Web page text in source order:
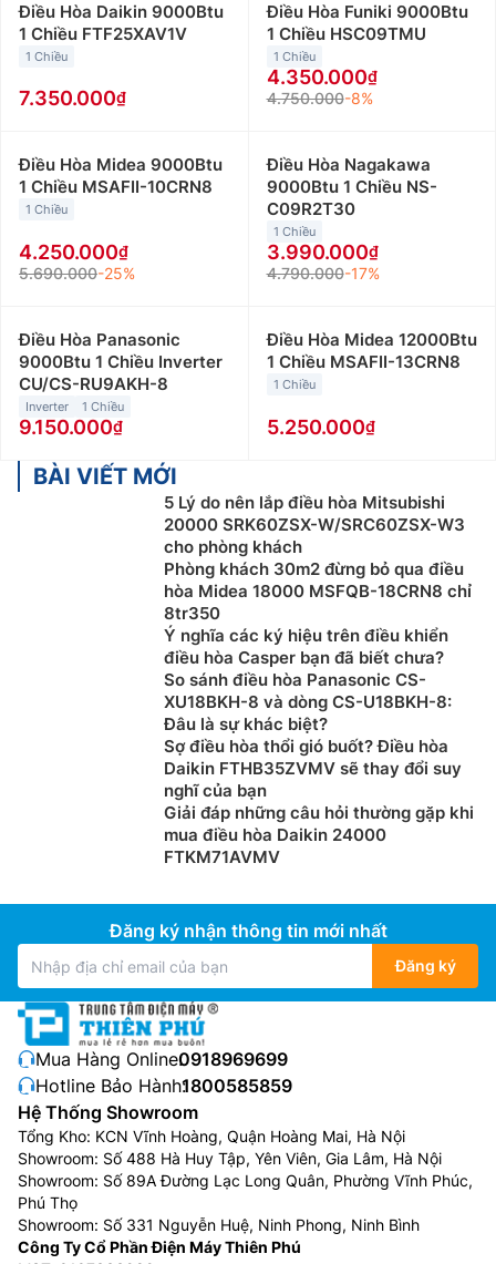
Điều Hòa Daikin 9000Btu
1 Chiều FTF25XAV1V
1 Chiều
7.350.000
Điều Hòa Funiki 9000Btu
1 Chiều HSC09TMU
1 Chiều
4.350.000
4.750.000-8%
Điều Hòa Midea 9000Btu
1 Chiều MSAFII-10CRN8
1 Chiều
4.250.000
5.690.000-25%
Điều Hòa Nagakawa
9000Btu 1 Chiều NS-
C09R2T30
1 Chiều
3.990.000
4.790.000-17%
Điều Hòa Panasonic
9000Btu 1 Chiều Inverter
CU/CS-RU9AKH-8
Inverter 1 Chiều
9.150.000
Điều Hòa Midea 12000Btu
1 Chiều MSAFII-13CRN8
1 Chiều
5.250.000
BÀI VIẾT MỚI
5 Lý do nên lắp điều hòa Mitsubishi
20000 SRK60ZSX-W/SRC60ZSX-W3
cho phòng khách
Phòng khách 30m2 đừng bỏ qua điều
hòa Midea 18000 MSFQB-18CRN8 chỉ
8tr350
Ý nghĩa các ký hiệu trên điều khiển
điều hòa Casper bạn đã biết chưa?
So sánh điều hòa Panasonic CS-
XU18BKH-8 và dòng CS-U18BKH-8:
Đâu là sự khác biệt?
Sợ điều hòa thổi gió buốt? Điều hòa
Daikin FTHB35ZVMV sẽ thay đổi suy
nghĩ của bạn
Giải đáp những câu hỏi thường gặp khi
mua điều hòa Daikin 24000
FTKM71AVMV
Đăng ký nhận thông tin mới nhất
Đăng ký
Mua Hàng Online:0918969699
Hotline Bảo Hành:1800585859
Hệ Thống Showroom
Tổng Kho: KCN Vĩnh Hoàng, Quận Hoàng Mai, Hà Nội
Showroom: Số 488 Hà Huy Tập, Yên Viên, Gia Lâm, Hà Nội
Showroom: Số 89A Đường Lạc Long Quân, Phường Vĩnh Phúc,
Phú Thọ
Showroom: Số 331 Nguyễn Huệ, Ninh Phong, Ninh Bình
Công Ty Cổ Phần Điện Máy Thiên Phú